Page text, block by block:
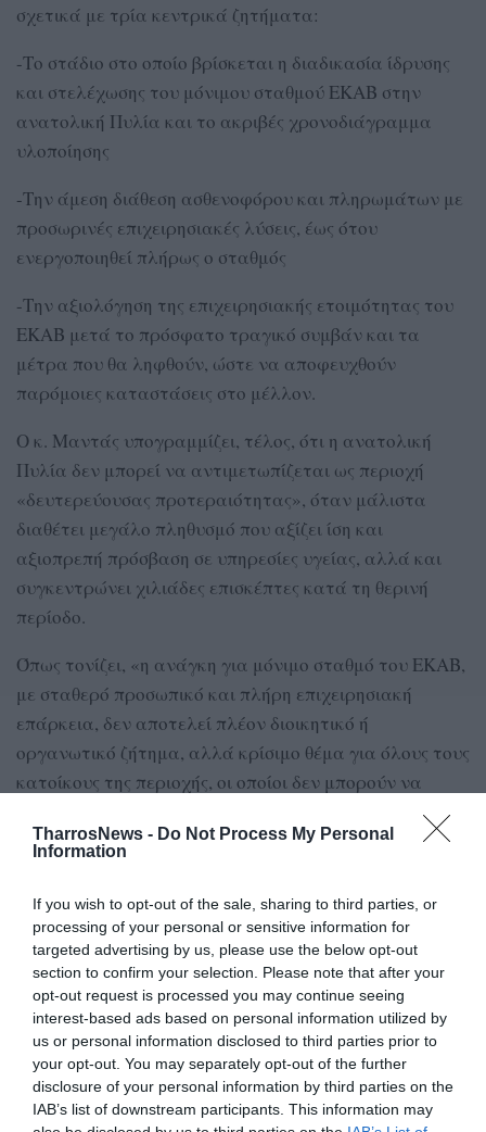
TharrosNews - Do Not Process My Personal
Information
If you wish to opt-out of the sale, sharing to third parties, or
processing of your personal or sensitive information for
targeted advertising by us, please use the below opt-out
section to confirm your selection. Please note that after your
opt-out request is processed you may continue seeing
interest-based ads based on personal information utilized by
us or personal information disclosed to third parties prior to
your opt-out. You may separately opt-out of the further
disclosure of your personal information by third parties on the
IAB’s list of downstream participants. This information may
σχετικά με τρία κεντρικά ζητήματα:
-Το στάδιο στο οποίο βρίσκεται η διαδικασία ίδρυσης
και στελέχωσης του μόνιμου σταθμού ΕΚΑΒ στην
ανατολική Πυλία και το ακριβές χρονοδιάγραμμα
υλοποίησης
-Την άμεση διάθεση ασθενοφόρου και πληρωμάτων με
προσωρινές επιχειρησιακές λύσεις, έως ότου
ενεργοποιηθεί πλήρως ο σταθμός
-Την αξιολόγηση της επιχειρησιακής ετοιμότητας του
ΕΚΑΒ μετά το πρόσφατο τραγικό συμβάν και τα
μέτρα που θα ληφθούν, ώστε να αποφευχθούν
παρόμοιες καταστάσεις στο μέλλον.
Ο κ. Μαντάς υπογραμμίζει, τέλος, ότι η ανατολική
Πυλία δεν μπορεί να αντιμετωπίζεται ως περιοχή
«δευτερεύουσας προτεραιότητας», όταν μάλιστα
διαθέτει μεγάλο πληθυσμό που αξίζει ίση και
αξιοπρεπή πρόσβαση σε υπηρεσίες υγείας, αλλά και
συγκεντρώνει χιλιάδες επισκέπτες κατά τη θερινή
περίοδο.
Όπως τονίζει, «η ανάγκη για μόνιμο σταθμό του ΕΚΑΒ,
με σταθερό προσωπικό και πλήρη επιχειρησιακή
επάρκεια, δεν αποτελεί πλέον διοικητικό ή
οργανωτικό ζήτημα, αλλά κρίσιμο θέμα για όλους τους
κατοίκους της περιοχής, οι οποίοι δεν μπορούν να
αισθάνονται ότι εξαρτώνται σε τόσο μεγάλο βαθμό
από τα λεπτά καθυστέρησης μέχρι να φτάσει ένα
TAGS: ΠΕΡΙΚΛΗΣ ΜΑΝΤΑΣ
ΧΑΡΑΚΟΠΙΟ
ΕΚΑΒ ΚΟΡΩΝΗ
Facebook Twitter